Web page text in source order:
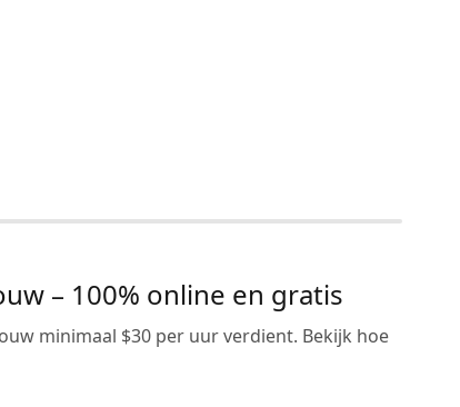
– 100% online en gratis
minimaal $30 per uur verdient. Bekijk hoe